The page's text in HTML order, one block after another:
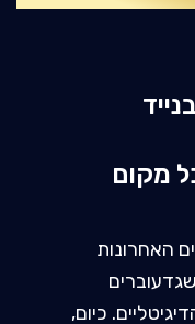
מקום
האחרונות
כיום,